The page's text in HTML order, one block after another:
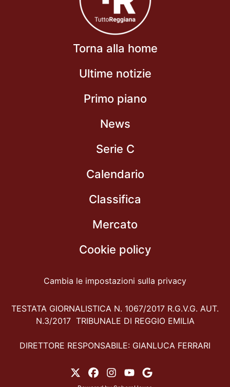
Torna alla home
Ultime notizie
Primo piano
News
Serie C
Calendario
Classifica
Mercato
Cookie policy
Cambia le impostazioni sulla privacy
TESTATA GIORNALISTICA N. 1067/2017 R.G.V.G. AUT.
N.3/2017 TRIBUNALE DI REGGIO EMILIA
DIRETTORE RESPONSABILE: GIANLUCA FERRARI